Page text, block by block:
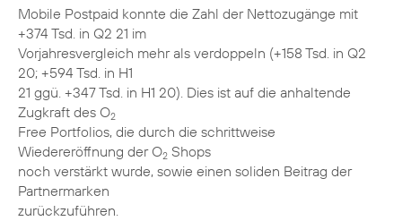
Mobile Postpaid konnte die Zahl der Nettozugänge mit
+374 Tsd. in Q2 21 im
Vorjahresvergleich mehr als verdoppeln (+158 Tsd. in Q2
20; +594 Tsd. in H1
21 ggü. +347 Tsd. in H1 20). Dies ist auf die anhaltende
Zugkraft des O2
Free Portfolios, die durch die schrittweise
Wiedereröffnung der O2 Shops
noch verstärkt wurde, sowie einen soliden Beitrag der
Partnermarken
zurückzuführen.